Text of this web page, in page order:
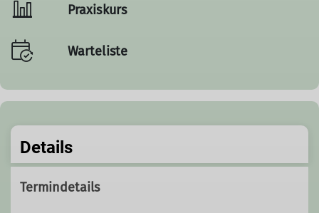
Praxiskurs
Warteliste
Details
Termindetails